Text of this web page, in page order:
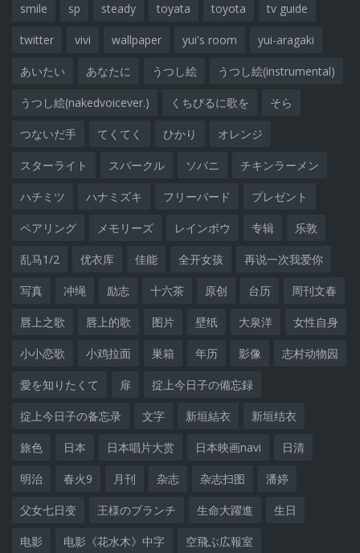
smile sp steady toyata toyota tv guide
twitter vivi wallpaper yui's room yui-aragaki
あいたい あなたに うつし絵 うつし絵(instrumental)
うつし絵(nakedvoicever.) くちびるに歌を そら
つないだ手 てくてく ひかり オレンジ
スターライト スパークル ソバニ チキンラーメン
ハチミツ ハナミズキ フリーバード プレゼント
ペアリング メモリーズ レインボウ 专辑 乐敦
乱马1/2 优衣库 佳能 全开女孩 再说一次我爱你
写真 冲绳 励志 十六茶 原创 台历 周刊文春
唇上之歌 唇上的歌 图片 壁纸 大泉洋 女性自身
小小恋歌 小鸡拉面 巣箱 年历 影像 志村动物园
愛を知りたくて 扉 掟上今日子の備忘録
掟上今日子の备忘录 文字 新垣結衣 新垣结衣
旅色 日本 日本唱片大赏 日本映画navi 日清
明治 春火9 月刊 杂志 杂志扫图 潘婷
父女七日变 王様のブランチ 生命大躍進 生日
电影 电影《花水木》中字 空飛ぶ広報室